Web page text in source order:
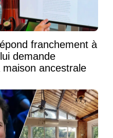
franchement à
demande
ancestrale